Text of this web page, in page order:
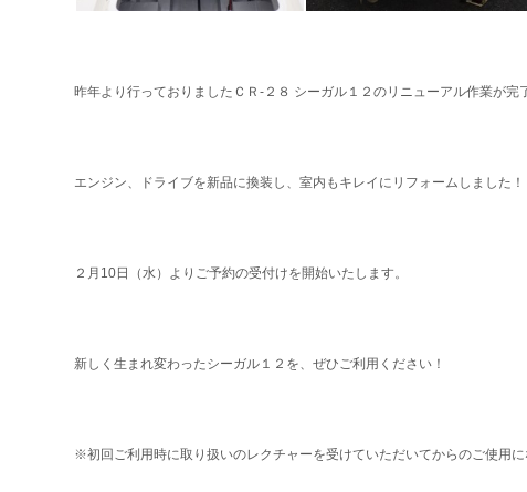
昨年より行っておりましたＣＲ-２８ シーガル１２のリニューアル作業が完
エンジン、ドライブを新品に換装し、室内もキレイにリフォームしました！
２月10日（水）よりご予約の受付けを開始いたします。
新しく生まれ変わったシーガル１２を、ぜひご利用ください！
※初回ご利用時に取り扱いのレクチャーを受けていただいてからのご使用に